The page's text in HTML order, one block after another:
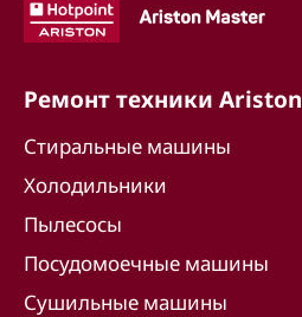
Ремонт техники Ariston
Стиральные машины
Холодильники
Пылесосы
Посудомоечные машины
Сушильные машины